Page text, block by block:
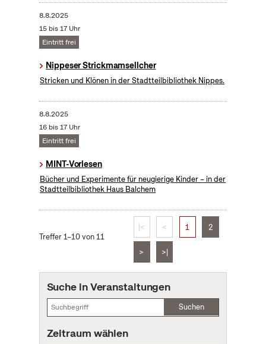
8.8.2025
15 bis 17 Uhr
Eintritt frei
Nippeser Strickmamsellcher
Stricken und Klönen in der Stadtteilbibliothek Nippes.
8.8.2025
16 bis 17 Uhr
Eintritt frei
MINT-Vorlesen
Bücher und Experimente für neugierige Kinder – in der
Stadtteilbibliothek Haus Balchem
Treffer 1–10 von 11
|< < 1 2
> >|
Suche in Veranstaltungen
Suchen
Zeitraum wählen